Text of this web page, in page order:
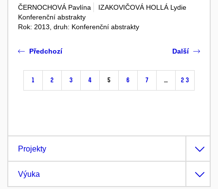
ČERNOCHOVÁ Pavlína
IZAKOVIČOVÁ HOLLÁ Lydie
Konferenční abstrakty
Rok: 2013, druh: Konferenční abstrakty
Předchozí
1 2 3 4 5 6 7 … 23
Další
Projekty
Výuka